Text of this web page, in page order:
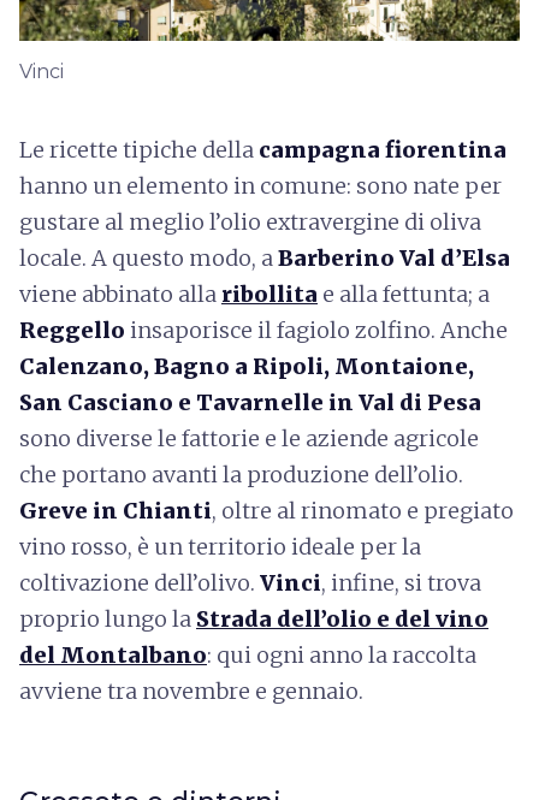
Vinci
Le ricette tipiche della campagna fiorentina
hanno un elemento in comune: sono nate per
gustare al meglio l’olio extravergine di oliva
locale. A questo modo, aBarberino Val d’Elsa
viene abbinato alla ribollita e alla fettunta; a
Reggello insaporisce il fagiolo zolfino. Anche
Calenzano, Bagno a Ripoli, Montaione,
San Casciano e Tavarnelle in Val di Pesa
sono diverse le fattorie e le aziende agricole
che portano avanti la produzione dell’olio.
Greve in Chianti, oltre al rinomato e pregiato
vino rosso, è un territorio ideale per la
coltivazione dell’olivo. Vinci, infine, si trova
proprio lungo la Strada dell’olio e del vino
del Montalbano: qui ogni anno la raccolta
avviene tra novembre e gennaio.